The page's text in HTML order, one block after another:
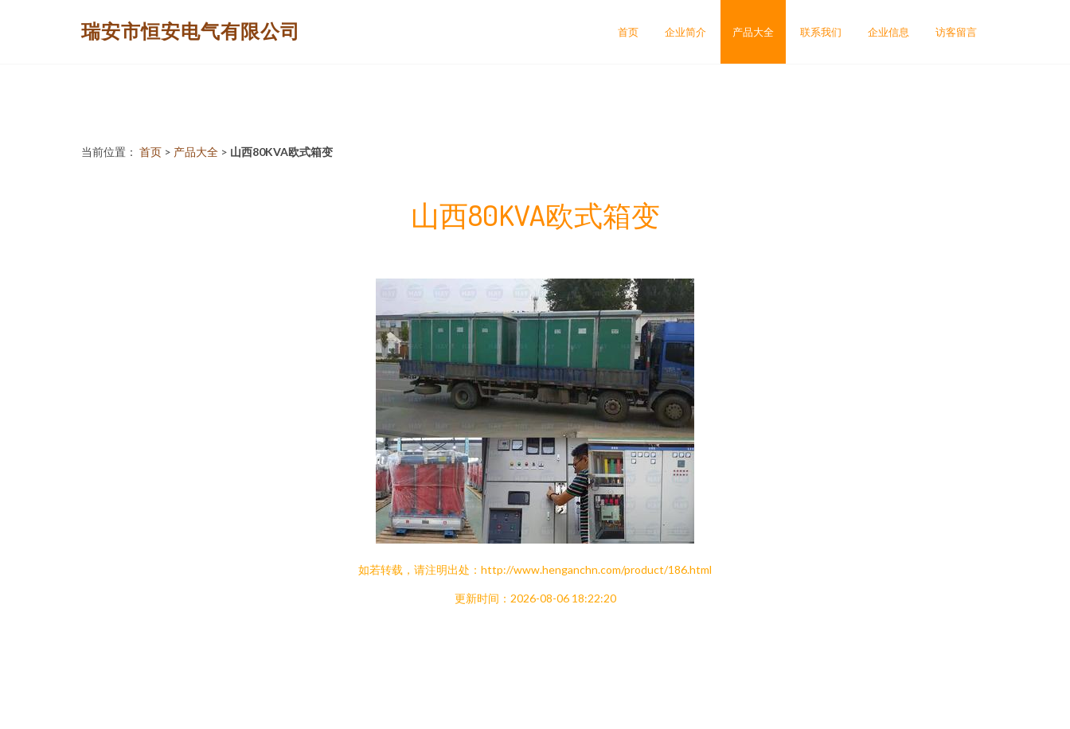
瑞安市恒安电气有限公司 首页 企业简介 产品大全 联系我们 企业信息 访客留言
当前位置： 首页 > 产品大全 > 山西80KVA欧式箱变
山西80KVA欧式箱变
如若转载，请注明出处：http://www.henganchn.com/product/186.html
更新时间：2026-08-06 18:22:20